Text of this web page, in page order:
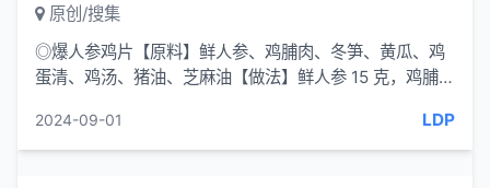
原创/搜集
◎爆人参鸡片【原料】鲜人参、鸡脯肉、冬笋、黄瓜、鸡
蛋清、鸡汤、猪油、芝麻油【做法】鲜人参 15 克，鸡脯肉
2024-09-01 LDP